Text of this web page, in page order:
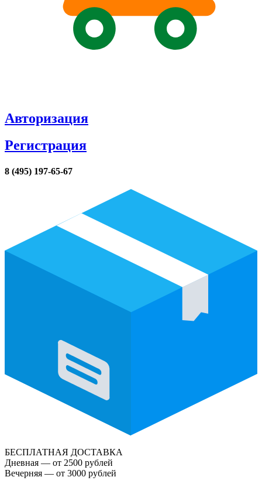
Авторизация
Регистрация
8 (495) 197-65-67
БЕСПЛАТНАЯ ДОСТАВКА
Дневная — от 2500 рублей
Вечерняя — от 3000 рублей